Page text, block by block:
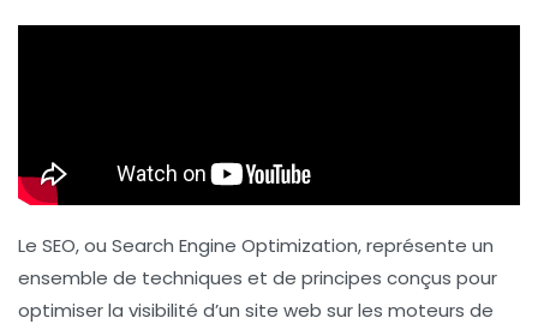
Le SEO, ou Search Engine Optimization, représente un
ensemble de techniques et de principes conçus pour
optimiser la visibilité d’un site web sur les moteurs de